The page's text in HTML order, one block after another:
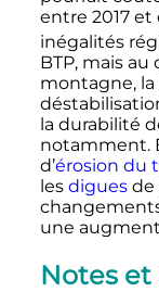
entre 2017 et
inégalités
BTP, mais
montagne, la
la durabilité
notamment.
d’érosion du
les diguesde
une
Notes